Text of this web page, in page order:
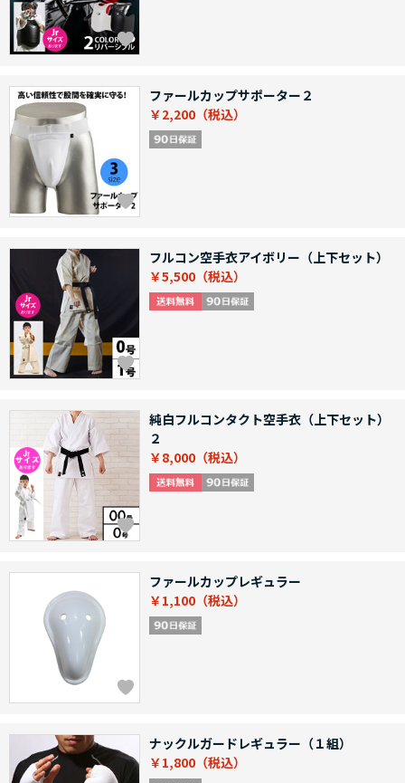
ファールカップサポーター２
￥2,200
フルコン空手衣アイボリー（上下セット）
￥5,500
純白フルコンタクト空手衣（上下セット）
２
￥8,000
ファールカップレギュラー
￥1,100
ナックルガードレギュラー（１組）
￥1,800